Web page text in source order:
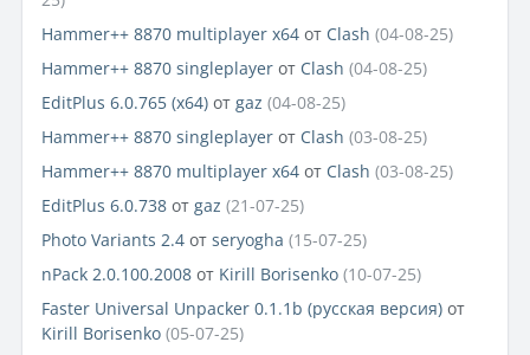
Hammer++ 8870 multiplayer x64 от Clash (04-08-25)
Hammer++ 8870 singleplayer от Clash (04-08-25)
EditPlus 6.0.765 (x64) от gaz (04-08-25)
Hammer++ 8870 singleplayer от Clash (03-08-25)
Hammer++ 8870 multiplayer x64 от Clash (03-08-25)
EditPlus 6.0.738 от gaz (21-07-25)
Photo Variants 2.4 от seryogha (15-07-25)
nPack 2.0.100.2008 от Kirill Borisenko (10-07-25)
Faster Universal Unpacker 0.1.1b (русская версия) от
Kirill Borisenko (05-07-25)